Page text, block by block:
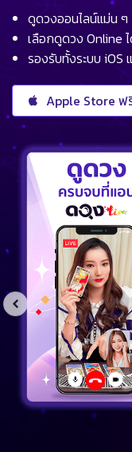
ดูดวงออนไลน์แม่น
เลือกดูดวง Online
รองรับทั้งระบบ iOS
Apple Store ฟ